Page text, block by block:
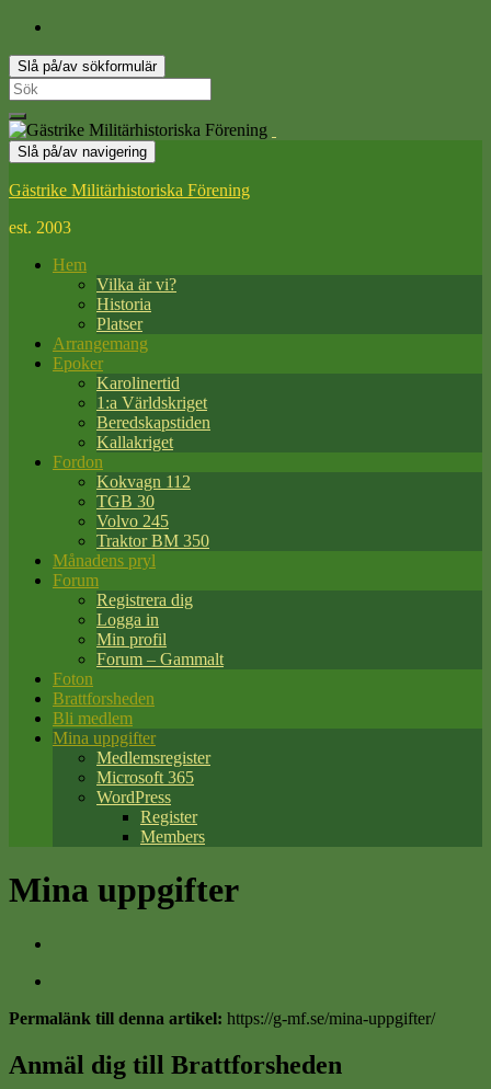
Slå på/av sökformulär
Search
for:
Slå på/av navigering
Gästrike Militärhistoriska Förening
est. 2003
Hem
Vilka är vi?
Historia
Platser
Arrangemang
Epoker
Karolinertid
1:a Världskriget
Beredskapstiden
Kallakriget
Fordon
Kokvagn 112
TGB 30
Volvo 245
Traktor BM 350
Månadens pryl
Forum
Registrera dig
Logga in
Min profil
Forum – Gammalt
Foton
Brattforsheden
Bli medlem
Mina uppgifter
Medlemsregister
Microsoft 365
WordPress
Register
Members
Mina uppgifter
Permalänk till denna artikel: https://g-mf.se/mina-uppgifter/
Anmäl dig till Brattforsheden